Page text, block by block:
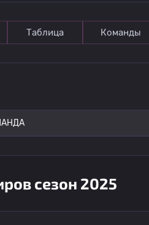
Таблица Команды
сезон 2025